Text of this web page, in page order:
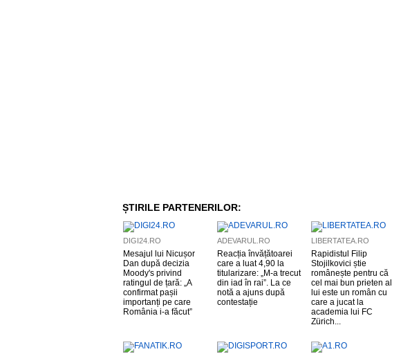
ȘTIRILE PARTENERILOR:
DIGI24.RO
Mesajul lui Nicușor
Dan după decizia
Moody's privind
ratingul de țară: „A
confirmat pașii
importanți pe care
România i-a făcut”
ADEVARUL.RO
Reacția învățătoarei
care a luat 4,90 la
titularizare: „M-a trecut
din iad în rai”. La ce
notă a ajuns după
contestație
LIBERTATEA.RO
Rapidistul Filip
Stojilkovici știe
românește pentru că
cel mai bun prieten al
lui este un român cu
care a jucat la
academia lui FC
Zürich...